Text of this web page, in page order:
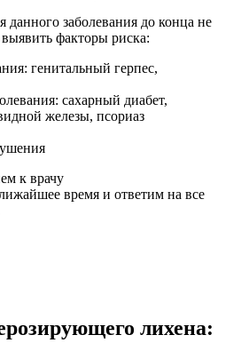
заболевания до конца не
факторы риска:
генитальный герпес,
сахарный диабет,
железы, псориаз
к врачу
время и ответим на все
лихена: